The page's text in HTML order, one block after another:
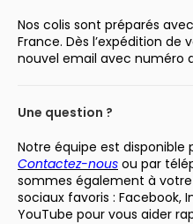
Nos colis sont préparés
France. Dès l’expédition de
nouvel email avec numéro
Une question ?
Notre équipe est disponible
Contactez-nous ou par
sommes également à
sociaux favoris : Facebook,
YouTube pour vous aider